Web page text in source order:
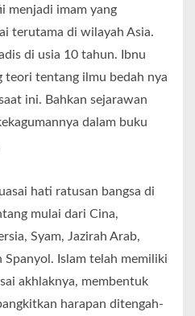
menjadi imam yang
terutama di wilayah Asia.
di usia 10 tahun. Ibnu
teori tentang ilmu bedah nya
ini. Bahkan sejarawan
dalam buku
hati ratusan bangsa di
mulai dari Cina,
Syam, Jazirah Arab,
Islam telah memiliki
akhlaknya, membentuk
harapan ditengah-